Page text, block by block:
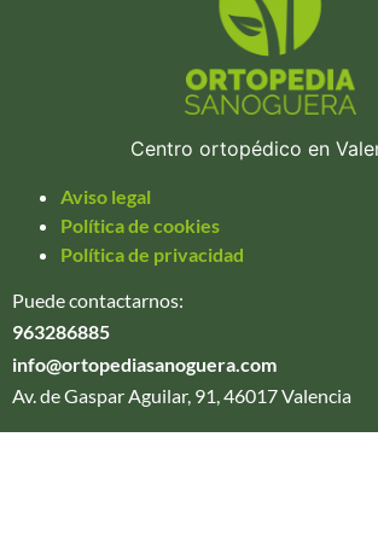
Centro ortopédico en
Aviso legal
Política de cookies
Política de privacidad
Puede contactarnos:
963286885
info@ortopediasanoguera.com
Av. de Gaspar Aguilar, 91, 46017 Valencia